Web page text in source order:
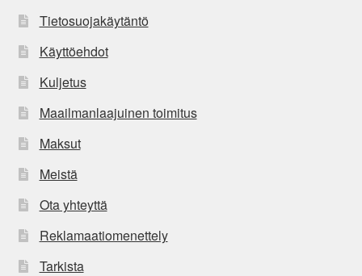
Tietosuojakäytäntö
Käyttöehdot
Kuljetus
Maailmanlaajuinen toimitus
Maksut
Meistä
Ota yhteyttä
Reklamaatiomenettely
Tarkista